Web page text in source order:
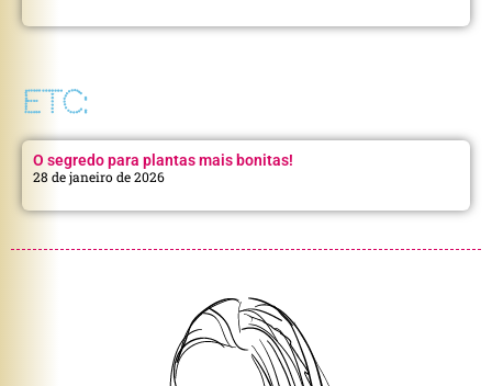
ETC:
O segredo para plantas mais bonitas!
28 de janeiro de 2026